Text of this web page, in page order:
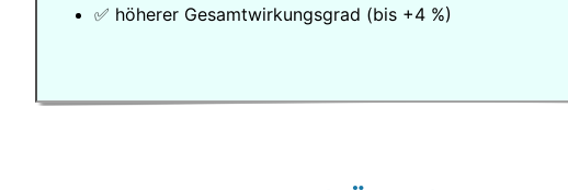
✅ höherer Gesamtwirkungsgrad (bis +4 %)